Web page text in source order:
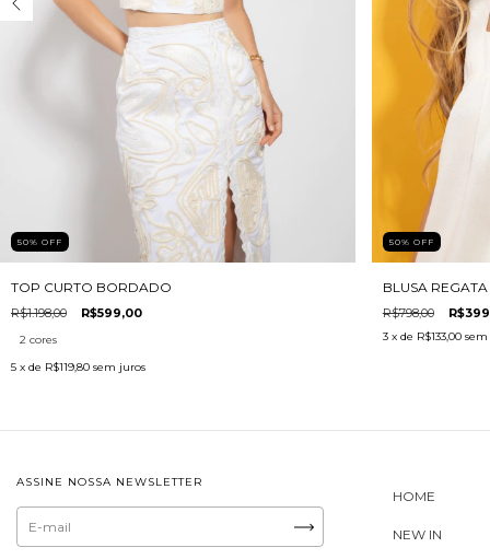
50% OFF
TOP CURTO BORDADO
R$1.198,00 R$599,00
2 cores
5 x de R$119,80 sem juros
50% OFF
BLUSA
R$798,00
3 x de R$133,00 sem
ASSINE NOSSA NEWSLETTER
HOME
NEW IN